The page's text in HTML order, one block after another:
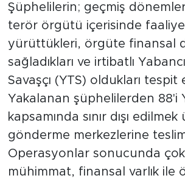
Şüphelilerin; geçmiş
terör örgütü içerisinde
yürüttükleri, örgüte finansal
sağladıkları ve irtibatlı
Savaşçı (YTS) oldukları tespit
Yakalanan şüphelilerden 88'i
kapsamında sınır dışı
gönderme merkezlerine
Operasyonlar sonucunda çok
mühimmat, finansal varlık ile